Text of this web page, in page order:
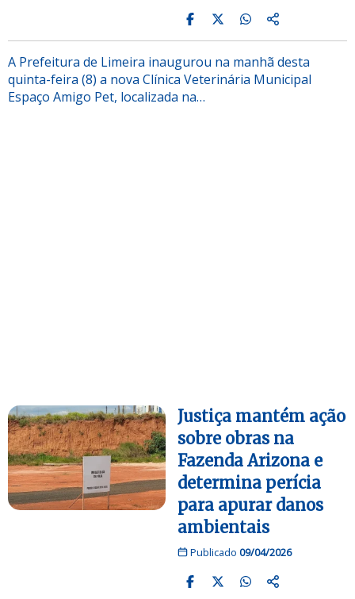
A Prefeitura de Limeira inaugurou na manhã desta
quinta-feira (8) a nova Clínica Veterinária Municipal
Espaço Amigo Pet, localizada na…
Justiça mantém ação
sobre obras na
Fazenda Arizona e
determina perícia
para apurar danos
ambientais
Publicado 09/04/2026